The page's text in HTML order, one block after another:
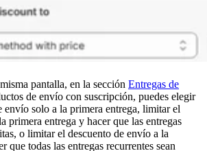
pantalla, en la sección Entregas de
de envío con suscripción, puedes elegir
envío solo a la primera entrega, limitar el
primera entrega y hacer que las entregas
o limitar el descuento de envío a la
que todas las entregas recurrentes sean